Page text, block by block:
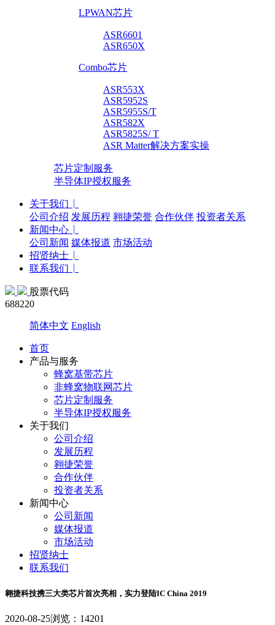
LPWAN芯片
ASR6601
ASR650X
Combo芯片
ASR553X
ASR5952S
ASR5955S/T
ASR582X
ASR5825S/ T
ASR Matter解决方案实操
芯片定制服务
半导体IP授权服务
关于我们
公司介绍 发展历程 翱捷荣誉 合作伙伴 投资者关系
新闻中心
公司新闻 媒体报道 市场活动
招贤纳士
联系我们
股票代码
688220
简体中文 English
首页
产品与服务
蜂窝基带芯片
非蜂窝物联网芯片
芯片定制服务
半导体IP授权服务
关于我们
公司介绍
发展历程
翱捷荣誉
合作伙伴
投资者关系
新闻中心
公司新闻
媒体报道
市场活动
招贤纳士
联系我们
翱捷科技携三大类芯片首次亮相，实力登陆IC China 2019
2020-08-25浏览：14201